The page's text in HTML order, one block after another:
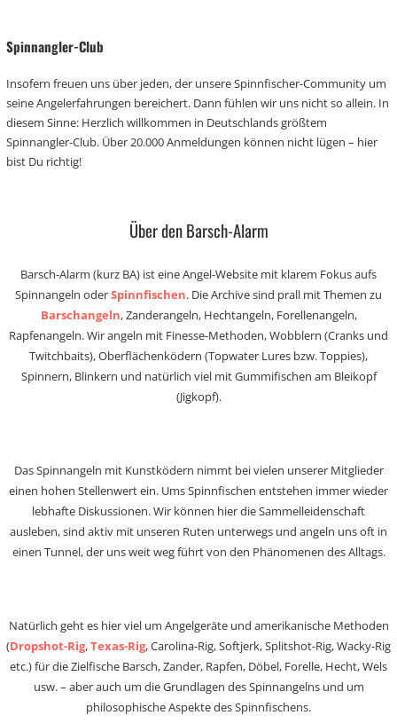
Spinnangler-Club
Insofern freuen uns über jeden, der unsere Spinnfischer-Community um
seine Angelerfahrungen bereichert. Dann fühlen wir uns nicht so allein. In
diesem Sinne: Herzlich willkommen in Deutschlands größtem
Spinnangler-Club. Über 20.000 Anmeldungen können nicht lügen – hier
bist Du richtig!
Über den Barsch-Alarm
Barsch-Alarm (kurz BA) ist eine Angel-Website mit klarem Fokus aufs
Spinnangeln oderSpinnfischen. Die Archive sind prall mit Themen zu
Barschangeln, Zanderangeln, Hechtangeln, Forellenangeln,
Rapfenangeln. Wir angeln mit Finesse-Methoden, Wobblern (Cranks und
Twitchbaits), Oberflächenködern (Topwater Lures bzw. Toppies),
Spinnern, Blinkern und natürlich viel mit Gummifischen am Bleikopf
(Jigkopf).
Das Spinnangeln mit Kunstködern nimmt bei vielen unserer Mitglieder
einen hohen Stellenwert ein. Ums Spinnfischen entstehen immer wieder
lebhafte Diskussionen. Wir können hier die Sammelleidenschaft
ausleben, sind aktiv mit unseren Ruten unterwegs und angeln uns oft in
einen Tunnel, der uns weit weg führt von den Phänomenen des Alltags.
Natürlich geht es hier viel um Angelgeräte und amerikanische Methoden
(Dropshot-Rig,Texas-Rig, Carolina-Rig, Softjerk, Splitshot-Rig, Wacky-Rig
etc.) für die Zielfische Barsch, Zander, Rapfen, Döbel, Forelle, Hecht, Wels
usw. – aber auch um die Grundlagen des Spinnangelns und um
philosophische Aspekte des Spinnfischens.